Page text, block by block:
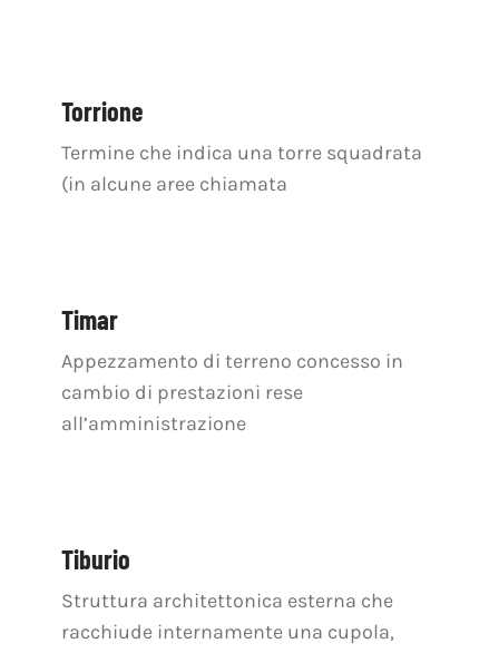
Torrione
Termine che indica una torre squadrata
(in alcune aree chiamata
Timar
Appezzamento di terreno concesso in
cambio di prestazioni rese
all’amministrazione
Tiburio
Struttura architettonica esterna che
racchiude internamente una cupola,